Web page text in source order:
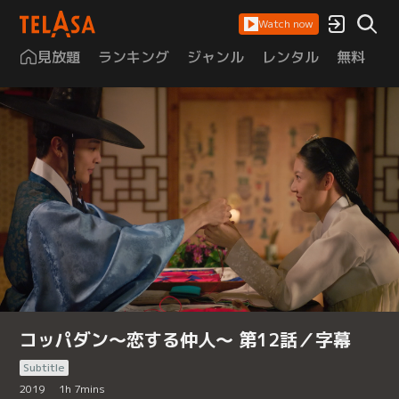
Watch now
見放題 ランキング ジャンル レンタル 無料
コッパダン～恋する仲人～ 第12話／字幕
Subtitle
2019
1h 7mins